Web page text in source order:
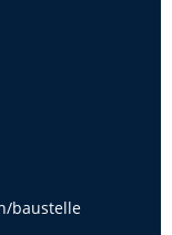
baustelle